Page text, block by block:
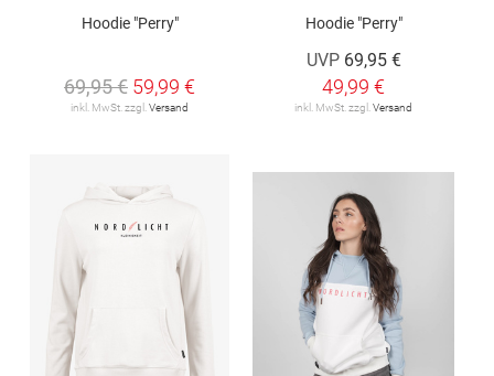
Hoodie "Perry"
69,95 € 59,99 €
inkl. MwSt. zzgl. Versand
Hoodie "Perry"
UVP 69,95 €
49,99 €
inkl. MwSt. zzgl. Versand